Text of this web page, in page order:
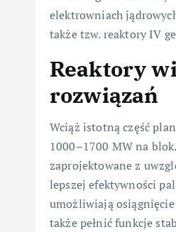
elektrowniach
także tzw. reaktory IV
Reaktory
rozwiązań
Wciąż istotną część
1000–1700 MW na
zaprojektowane z
lepszej efektywności
umożliwiają osiągnięcie
także pełnić funkcje